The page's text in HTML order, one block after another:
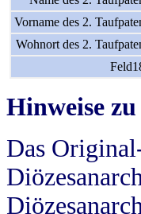
Vorname des 2.
Wohnort des 2.
Hinweise
Das